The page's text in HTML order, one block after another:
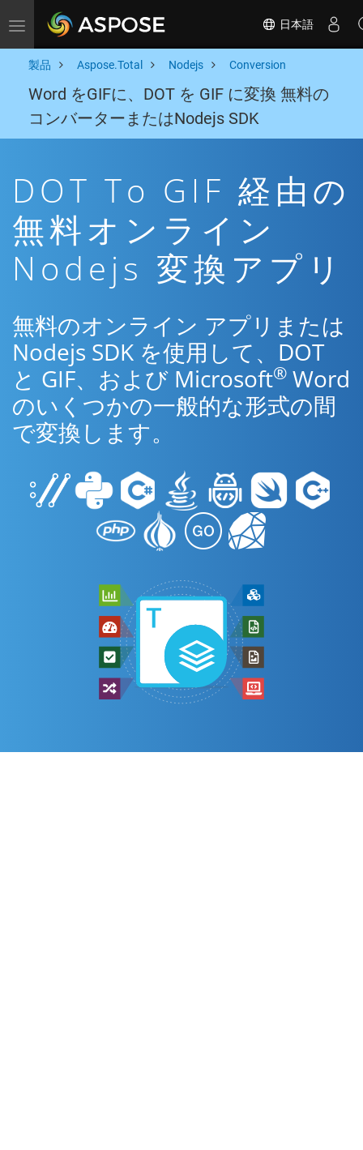
Toggle navigation 日本語
製品 Aspose.Total Nodejs Conversion
Word をGIFに、DOT を GIF に変換 無料の
コンバーターまたはNodejs SDK
DOT To GIF 経由の
無料オンライン
Nodejs 変換アプリ
無料のオンライン アプリまたは
Nodejs SDK を使用して、DOT
と GIF、および Microsoft® Word
のいくつかの一般的な形式の間
で変換します。